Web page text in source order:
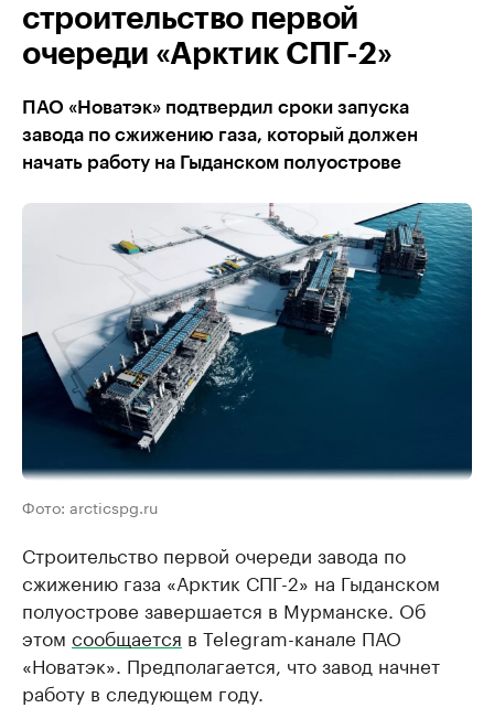
строительство первой
очереди «Арктик СПГ-2»
ПАО «Новатэк» подтвердил сроки запуска
завода по сжижению газа, который должен
начать работу на Гыданском полуострове
Фото: arcticspg.ru
Строительство первой очереди завода по
сжижению газа «Арктик СПГ-2» на Гыданском
полуострове завершается в Мурманске. Об
этом сообщается в Telegram-канале ПАО
«Новатэк». Предполагается, что завод начнет
работу в следующем году.